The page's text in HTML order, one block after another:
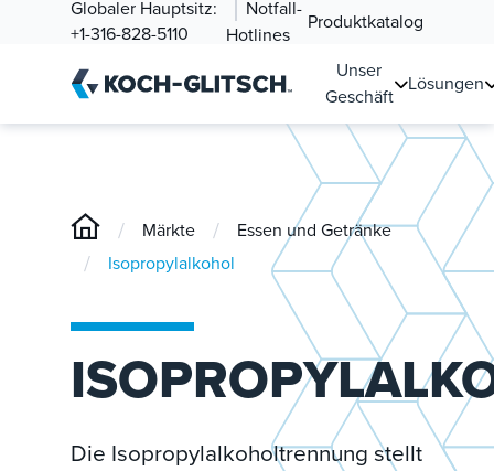
Globaler Hauptsitz:
+1-316-828-5110
Notfall-
Hotlines
Produktkatalog
Unser
Geschäft
Lösungen
/ Märkte / Essen und Getränke
/ Isopropylalkohol
Die Isopropylalkoholtrennung stellt